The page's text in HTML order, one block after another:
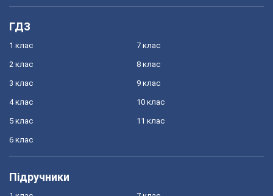
ГДЗ
1 клас
2 клас
3 клас
4 клас
5 клас
6 клас
7 клас
8 клас
9 клас
10 клас
11 клас
Підручники